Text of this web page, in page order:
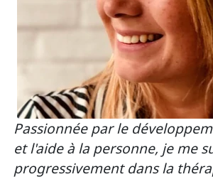
Passionnée par le
et l'aide à la personne, je me
progressivement dans la